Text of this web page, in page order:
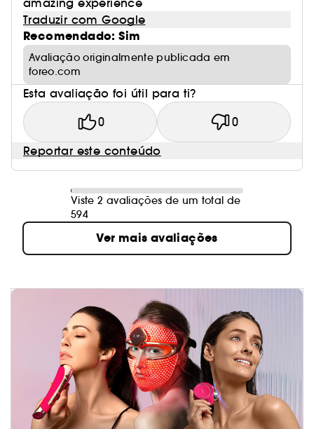
amazing experience
Traduzir com Google
Recomendado: Sim
Avaliação originalmente publicada em
foreo.com
Esta avaliação foi útil para ti?
0 0
Reportar este conteúdo
Viste 2 avaliações de um total de
594
Ver mais avaliações